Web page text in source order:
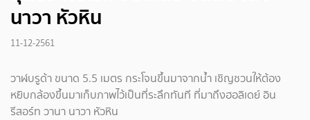
นาวา หัวหิน
11-12-2561
วาฬบรูด้า ขนาด 5.5 เมตร กระโจนขึ้นมาจากน้ำ เชิญชวนให้ต้อง
หยิบกล้องขึ้นมาเก็บภาพไว้เป็นที่ระลึกทันที ที่มาถึงฮอลิเดย์ อิน
รีสอร์ท วานา นาวา หัวหิน